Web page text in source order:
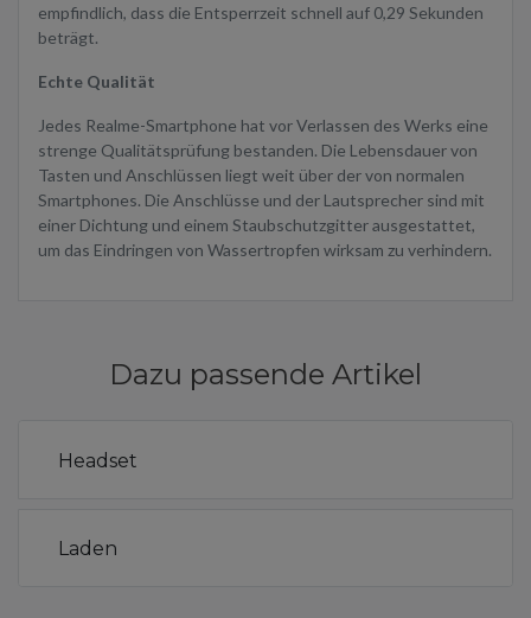
empfindlich, dass die Entsperrzeit schnell auf 0,29 Sekunden
beträgt.
Echte Qualität
Jedes Realme-Smartphone hat vor Verlassen des Werks eine
strenge Qualitätsprüfung bestanden. Die Lebensdauer von
Tasten und Anschlüssen liegt weit über der von normalen
Smartphones. Die Anschlüsse und der Lautsprecher sind mit
einer Dichtung und einem Staubschutzgitter ausgestattet,
um das Eindringen von Wassertropfen wirksam zu verhindern.
Dazu passende Artikel
Headset
Laden